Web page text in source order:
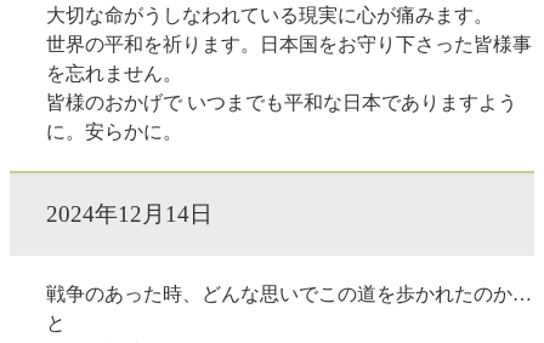
大切な命がうしなわれている現実に心が痛みます。
世界の平和を祈ります。日本国をお守り下さった皆様事
を忘れません。
皆様のおかげで いつまでも平和な日本でありますよう
に。安らかに。
2024年12月14日
戦争のあった時、どんな思いでこの道を歩かれたのか…
と